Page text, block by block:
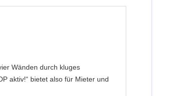
Wänden durch kluges
aktiv!“ bietet also für Mieter und